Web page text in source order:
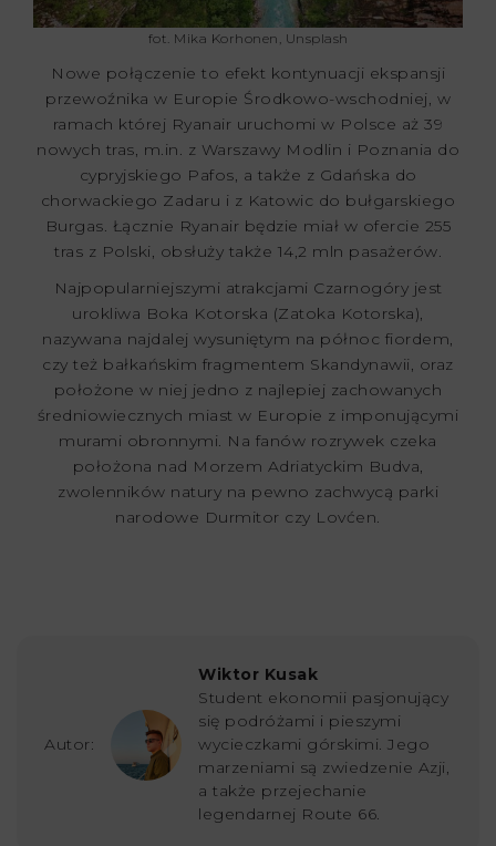
fot. Mika Korhonen, Unsplash
Nowe połączenie to efekt kontynuacji ekspansji
przewoźnika w Europie Środkowo-wschodniej, w
ramach której Ryanair uruchomi w Polsce aż 39
nowych tras, m.in. z Warszawy Modlin i Poznania do
cypryjskiego Pafos, a także z Gdańska do
chorwackiego Zadaru i z Katowic do bułgarskiego
Burgas. Łącznie Ryanair będzie miał w ofercie 255
tras z Polski, obsłuży także 14,2 mln pasażerów.
Najpopularniejszymi atrakcjami Czarnogóry jest
urokliwa Boka Kotorska (Zatoka Kotorska),
nazywana najdalej wysuniętym na północ fiordem,
czy też bałkańskim fragmentem Skandynawii, oraz
położone w niej jedno z najlepiej zachowanych
średniowiecznych miast w Europie z imponującymi
murami obronnymi. Na fanów rozrywek czeka
położona nad Morzem Adriatyckim Budva,
zwolenników natury na pewno zachwycą parki
narodowe Durmitor czy Lovćen.
Autor:
Wiktor Kusak
Student ekonomii pasjonujący
się podróżami i pieszymi
wycieczkami górskimi. Jego
marzeniami są zwiedzenie Azji,
a także przejechanie
legendarnej Route 66.